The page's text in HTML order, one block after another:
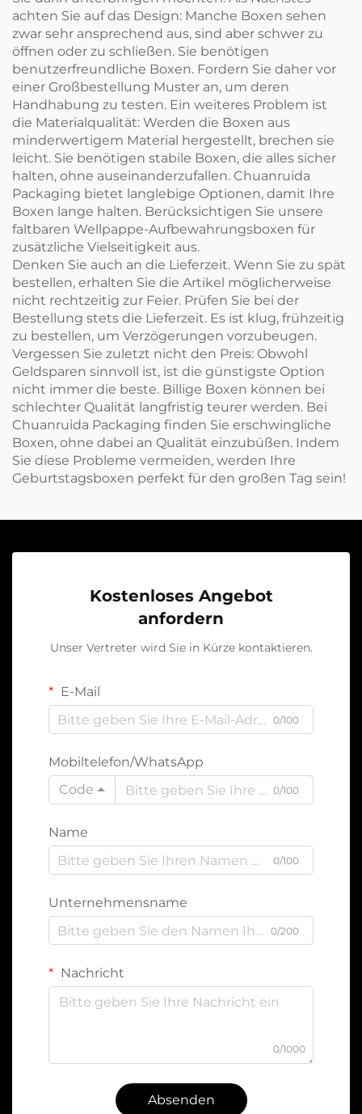
achten Sie auf das Design: Manche Boxen sehen
zwar sehr ansprechend aus, sind aber schwer zu
öffnen oder zu schließen. Sie benötigen
benutzerfreundliche Boxen. Fordern Sie daher vor
einer Großbestellung Muster an, um deren
Handhabung zu testen. Ein weiteres Problem ist
die Materialqualität: Werden die Boxen aus
minderwertigem Material hergestellt, brechen sie
leicht. Sie benötigen stabile Boxen, die alles sicher
halten, ohne auseinanderzufallen. Chuanruida
Packaging bietet langlebige Optionen, damit Ihre
Boxen lange halten. Berücksichtigen Sie unsere
faltbaren Wellpappe-Aufbewahrungsboxen für
zusätzliche Vielseitigkeit aus.
Denken Sie auch an die Lieferzeit. Wenn Sie zu spät
bestellen, erhalten Sie die Artikel möglicherweise
nicht rechtzeitig zur Feier. Prüfen Sie bei der
Bestellung stets die Lieferzeit. Es ist klug, frühzeitig
zu bestellen, um Verzögerungen vorzubeugen.
Vergessen Sie zuletzt nicht den Preis: Obwohl
Geldsparen sinnvoll ist, ist die günstigste Option
nicht immer die beste. Billige Boxen können bei
schlechter Qualität langfristig teurer werden. Bei
Chuanruida Packaging finden Sie erschwingliche
Boxen, ohne dabei an Qualität einzubüßen. Indem
Sie diese Probleme vermeiden, werden Ihre
Geburtstagsboxen perfekt für den großen Tag sein!
Kostenloses Angebot
anfordern
Unser Vertreter wird Sie in Kürze kontaktieren.
E-Mail
0/100
Mobiltelefon/WhatsApp
Code
0/100
Name
0/100
Unternehmensname
0/200
Nachricht
0/1000
Absenden